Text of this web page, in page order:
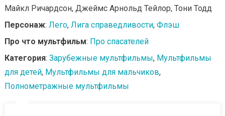
Майкл Ричардсон, Джеймс Арнольд Тейлор, Тони Тодд
Персонаж: Лего, Лига справедливости, Флэш
Про что мультфильм: Про спасателей
Категория: Зарубежные мультфильмы, Мультфильмы
для детей, Мультфильмы для мальчиков,
Полнометражные мультфильмы